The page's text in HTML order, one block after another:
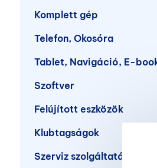
Komplett gép
Telefon, Okosóra
Tablet, Navigáció, E-
Szoftver
Felújított eszközök
Klubtagságok
Szerviz szolgáltatások